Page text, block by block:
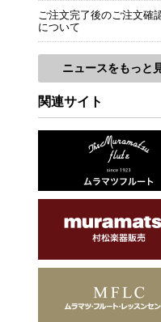
ご注文完了後のご注文確
について
ニュースをもっと
関連サイト